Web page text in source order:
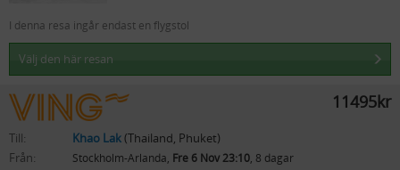
I denna resa ingår endast en flygstol
Välj den här resan
11495kr
Till: Khao Lak(Thailand, Phuket)
Från:
Stockholm-Arlanda, Fre 6 Nov 23:10, 8 dagar